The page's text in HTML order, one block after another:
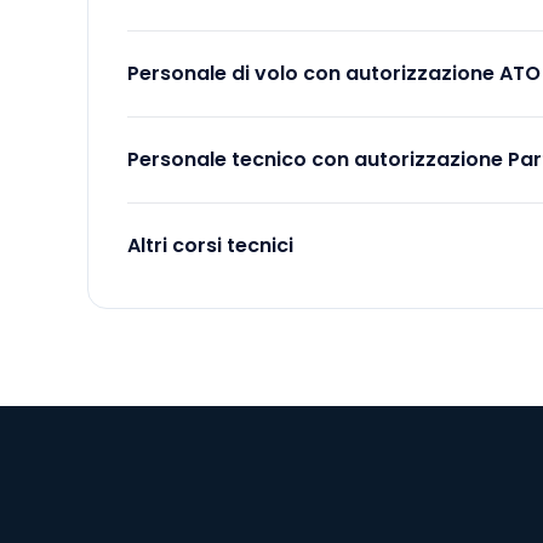
Personale di volo con autorizzazione ATO
Personale tecnico con autorizzazione
Altri corsi tecnici